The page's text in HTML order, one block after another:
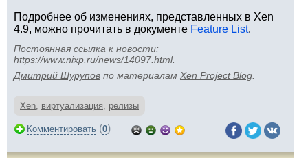
Подробнее об изменениях, представленных в Xen
4.9, можно прочитать в документе Feature List.
Постоянная ссылка к новости:
https://www.nixp.ru/news/14097.html.
Дмитрий Шурупов по материалам Xen Project Blog
Xen, виртуализация, релизы
Комментировать (0)